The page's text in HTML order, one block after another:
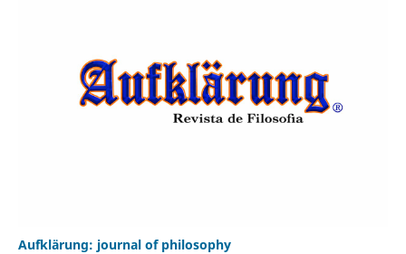
Aufklärung: journal of philosophy